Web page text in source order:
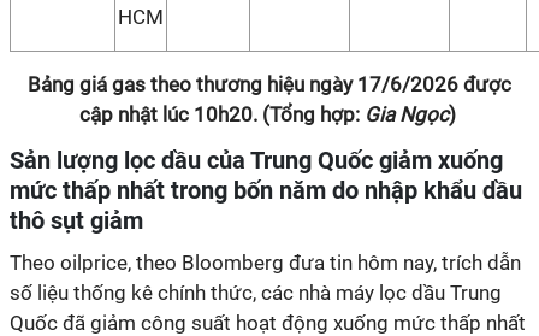
HCM
Bảng giá gas theo thương hiệu ngày 17/6/2026 được
cập nhật lúc 10h20. (Tổng hợp: Gia Ngọc)
Sản lượng lọc dầu của Trung Quốc giảm xuống
mức thấp nhất trong bốn năm do nhập khẩu dầu
thô sụt giảm
Theo oilprice, theo Bloomberg đưa tin hôm nay, trích dẫn
số liệu thống kê chính thức, các nhà máy lọc dầu Trung
Quốc đã giảm công suất hoạt động xuống mức thấp nhất